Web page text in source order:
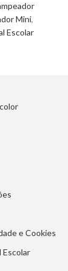
Mini,
Escolar
e Cookies
Escolar